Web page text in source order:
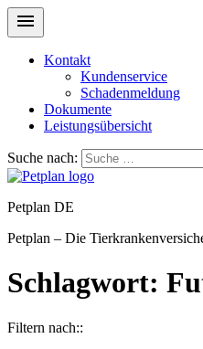
Kontakt
Kundenservice
Schadenmeldung
Dokumente
Leistungsübersicht
Suche nach:
Petplan DE
Petplan – Die
Schlagwort:
Filtern nach::